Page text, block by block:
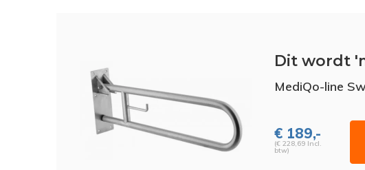
Dit wordt
MediQo-line
€ 189,-
(€ 228,69 Incl.
btw)